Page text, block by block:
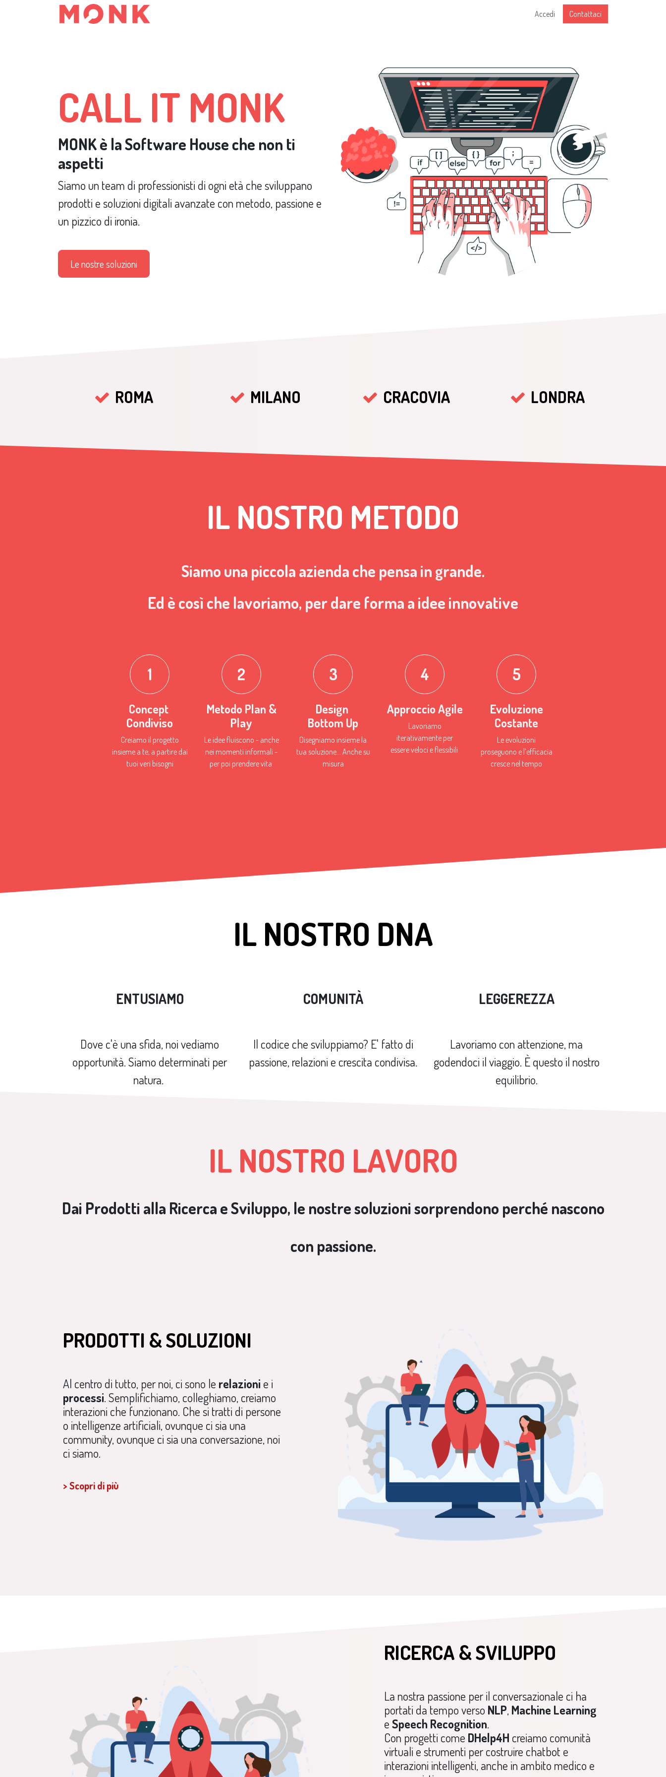
Accedi Contattaci
CALL IT MONK
MONK è la Software House che non ti
aspetti
Siamo un team di professionisti di ogni età che sviluppano
prodotti e soluzioni digitali avanzate con metodo, passione e
un pizzico di ironia.
Le nostre soluzioni
ROMA MILANO CRACOVIA LONDRA
IL NOSTRO METODO
Siamo una piccola azienda che pensa in grande.
Ed è così che lavoriamo, per dare forma a idee innovative
1
Concept
Condiviso
Creiamo il progetto
insieme a te, a partire dai
tuoi veri bisogni
2
Metodo Plan &
Play
Le idee fluiscono - anche
nei momenti informali -
per poi prendere vita
3
Design
Bottom Up
Disegniamo insieme la
tua soluzione... Anche su
misura
4
Approccio Agile
Lavoriamo
iterativamente per
essere veloci e flessibili ​
5
Evoluzione
Costante
Le evoluzioni
proseguono e l’efficacia
cresce nel tempo
IL NOSTRO DNA
ENTUSIAMO
Dove c'è una sfida, noi vediamo
opportunità. Siamo determinati per
natura.
LEGGEREZZA
Lavoriamo con attenzione, ma
godendoci il viaggio. È questo il nostro
equilibrio.
COMUNITÀ
Il codice che sviluppiamo? E' fatto di
passione, relazioni e crescita condivisa.
IL NOSTRO LAVORO
Dai Prodotti alla Ricerca e Sviluppo, le nostre soluzioni sorprendono perché nascono
con passione.
PRODOTTI & SOLUZIONI
Al centro di tutto, per noi, ci sono le relazioni e i
processi. Semplifichiamo, colleghiamo, creiamo
interazioni che funzionano. Che si tratti di persone
o intelligenze artificiali, ovunque ci sia una
community, ovunque ci sia una conversazione, noi
ci siamo.
>Scopri di più
RICERCA & SVILUPPO
La nostra passione per il conversazionale ci ha
portati da tempo verso NLP, Machine Learning
eSpeech Recognition.
Con progetti come DHelp4H creiamo comunità
virtuali e strumenti per costruire chatbot e
interazioni intelligenti, anche in ambito medico e